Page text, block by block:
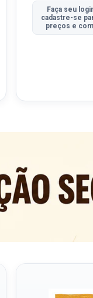
Faça seu
cadastre-se
preços e